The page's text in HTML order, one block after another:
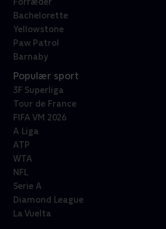
Bachelorette
Yellowstone
Paw Patrol
Barnaby
Populær sport
3F Superliga
Tour de France
FIFA VM 2026
A Liga
ATP
WTA
NFL
Serie A
Diamond League
La Vuelta